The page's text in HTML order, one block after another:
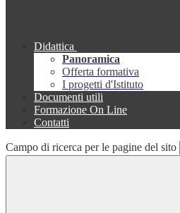
Didattica
Panoramica
Offerta formativa
I progetti d'Istituto
Documenti utili
Formazione On Line
Contatti
Campo di ricerca per le pagine del sito